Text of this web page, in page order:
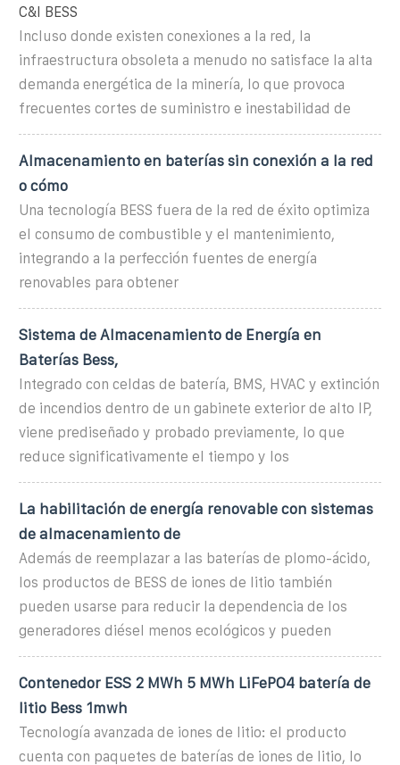
C&I BESS
Incluso donde existen conexiones a la red, la
infraestructura obsoleta a menudo no satisface la alta
demanda energética de la minería, lo que provoca
frecuentes cortes de suministro e inestabilidad de
Almacenamiento en baterías sin conexión a la red
o cómo
Una tecnología BESS fuera de la red de éxito optimiza
el consumo de combustible y el mantenimiento,
integrando a la perfección fuentes de energía
renovables para obtener
Sistema de Almacenamiento de Energía en
Baterías Bess,
Integrado con celdas de batería, BMS, HVAC y extinción
de incendios dentro de un gabinete exterior de alto IP,
viene prediseñado y probado previamente, lo que
reduce significativamente el tiempo y los
La habilitación de energía renovable con sistemas
de almacenamiento de
Además de reemplazar a las baterías de plomo-ácido,
los productos de BESS de iones de litio también
pueden usarse para reducir la dependencia de los
generadores diésel menos ecológicos y pueden
Contenedor ESS 2 MWh 5 MWh LiFePO4 batería de
litio Bess 1mwh
Tecnología avanzada de iones de litio: el producto
cuenta con paquetes de baterías de iones de litio, lo